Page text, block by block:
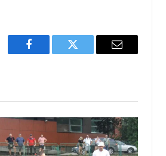
Facebook Twitter Email